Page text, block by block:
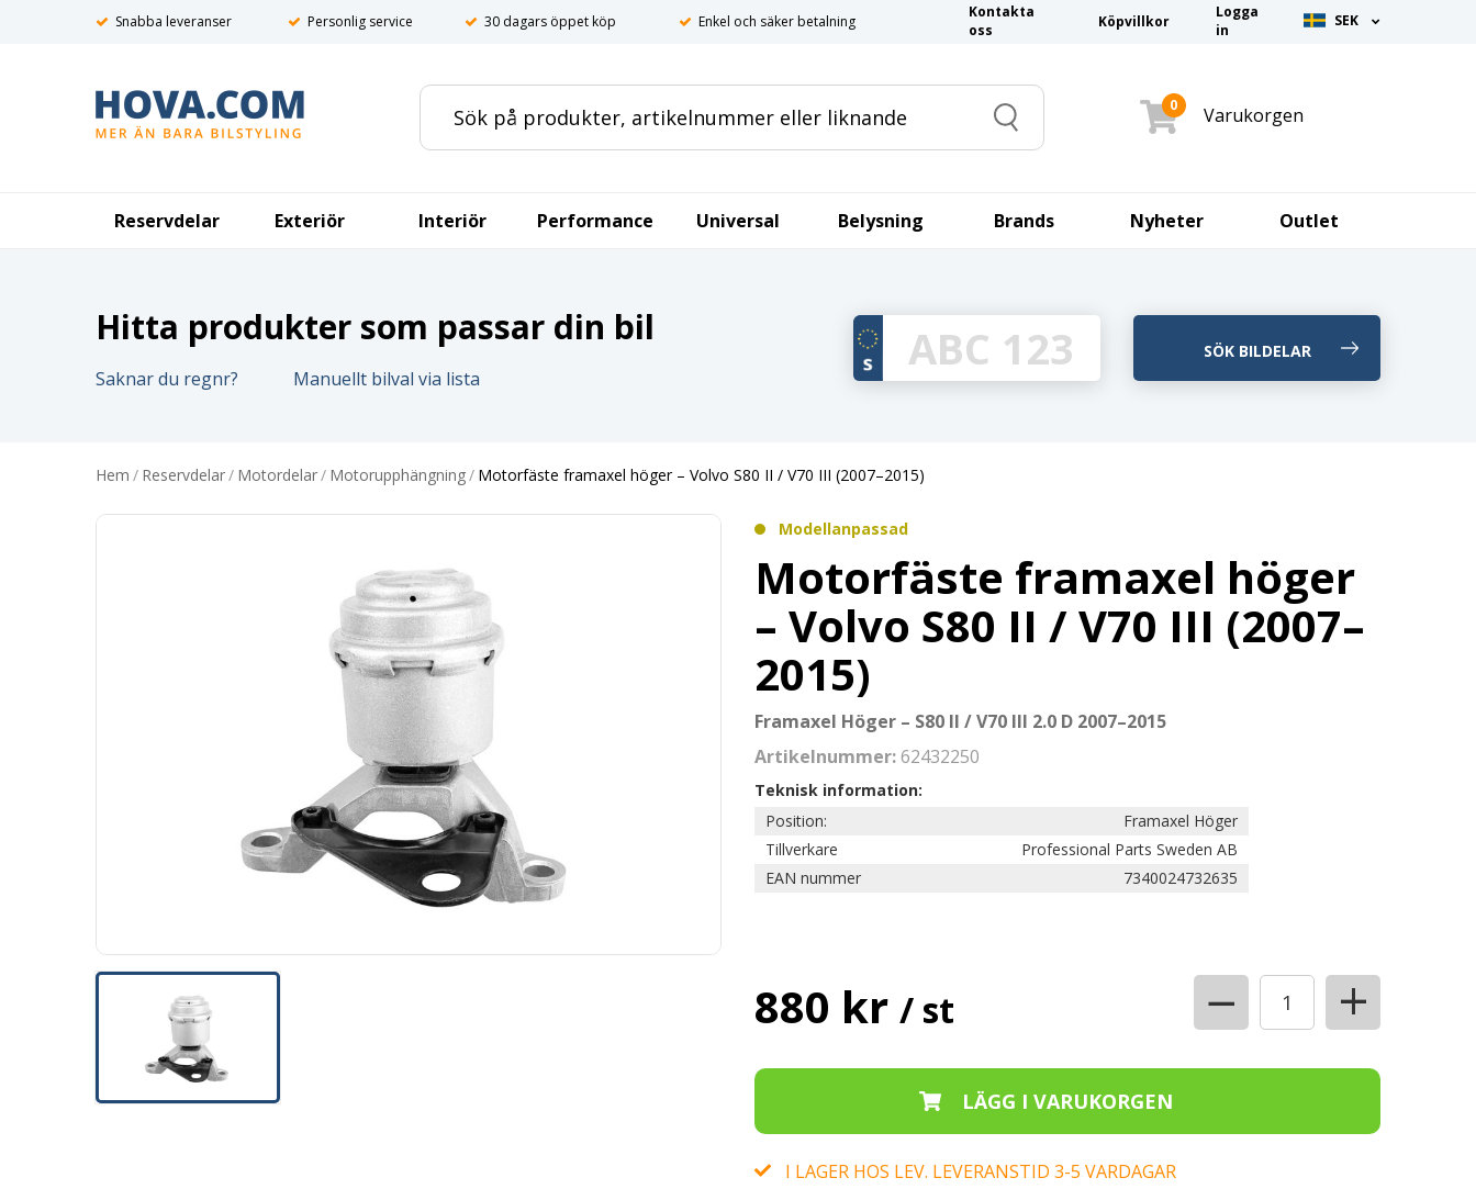
Snabba leveranser Personlig service 30 dagars öppet köp Enkel och säker betalning
Kontakta
oss
Köpvillkor
Logga
in
SEK
Search
0 Varukorgen
Reservdelar Exteriör Interiör Performance Universal Belysning Brands Nyheter Outlet
Hitta produkter som passar din bil
Saknar du regnr? Manuellt bilval via lista
Hem / Reservdelar/ Motordelar/ Motorupphängning/ Motorfäste framaxel höger – Volvo S80 II / V70 III (2007–2015)
Modellanpassad
Motorfäste framaxel höger
– Volvo S80 II / V70 III (2007–
2015)
Framaxel Höger – S80 II / V70 III 2.0 D 2007–2015
Artikelnummer:62432250
Teknisk information:
Position:
Framaxel Höger
Tillverkare
Professional Parts Sweden AB
EAN nummer
7340024732635
880 kr / st − +
I LAGER HOS LEV. LEVERANSTID 3-5 VARDAGAR